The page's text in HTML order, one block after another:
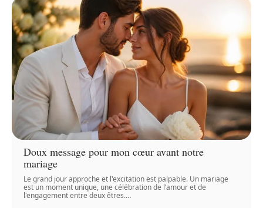
Doux message pour mon cœur avant notre
mariage
Le grand jour approche et l'excitation est palpable. Un mariage
est un moment unique, une célébration de l’amour et de
l'engagement entre deux êtres.…